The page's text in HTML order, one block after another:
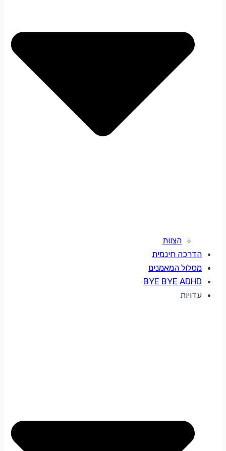
הצוות
הדרכה חינמית
מסלול המאמנים
BYE BYE ADHD
עדויות